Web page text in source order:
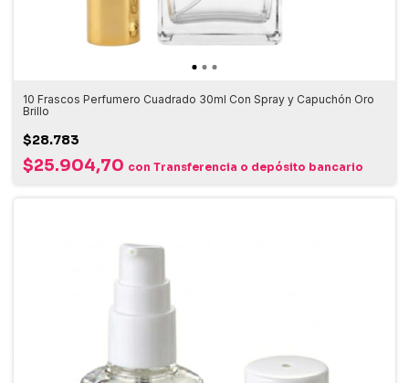
10 Frascos Perfumero Cuadrado 30ml Con Spray y Capuchón Oro
Brillo
$28.783
$25.904,70 con Transferencia o depósito bancario